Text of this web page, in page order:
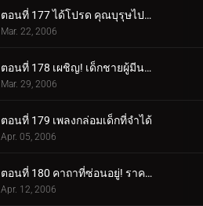
ตอนที่ 177 ได้โปรด คุณบุรุษไปรษณีย์!!
Mar. 22, 2006
ตอนที่ 178 เผชิญ! เด็กชายผู้มีนามแห่งดวงดาว
Mar. 29, 2006
ตอนที่ 179 เพลงกล่อมเด็กที่จำได้
Apr. 05, 2006
ตอนที่ 180 คาถาที่ซ่อนอยู่! ราคาของศิลปะนินจา: คูจาคุ
Apr. 12, 2006